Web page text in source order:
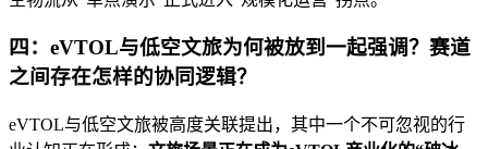
四：eVTOL与低空文旅为何被放到一起强调？赛道
之间存在怎样的协同逻辑？
eVTOL与低空文旅被高度关联提出，其中一个不可忽视的行